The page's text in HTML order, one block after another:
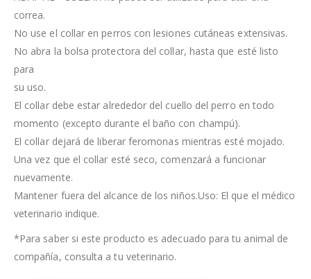
correa.
No use el collar en perros con lesiones cutáneas extensivas.
No abra la bolsa protectora del collar, hasta que esté listo
para
su uso.
El collar debe estar alrededor del cuello del perro en todo
momento (excepto durante el baño con champú).
El collar dejará de liberar feromonas mientras esté mojado.
Una vez que el collar esté seco, comenzará a funcionar
nuevamente.
Mantener fuera del alcance de los niños.Uso: El que el médico
veterinario indique.
*Para saber si este producto es adecuado para tu animal de
compañía, consulta a tu veterinario.